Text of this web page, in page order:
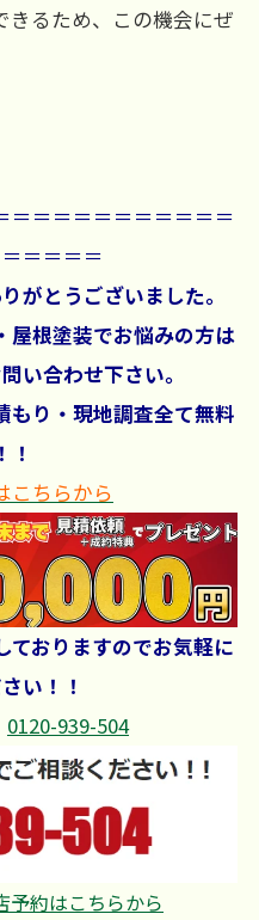
きるため、この機会にぜ
＝＝＝＝＝＝＝＝＝＝＝
＝＝＝＝
がとうございました。
屋根塗装でお悩みの方は
い合わせ下さい。
もり・現地調査全て無料
！
こちらから
おりますのでお気軽に
い！！
0120-939-504
予約はこちらから